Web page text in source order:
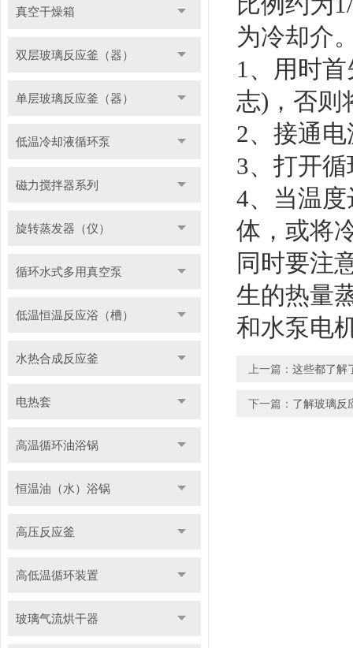
真空干燥箱
双层玻璃反应釜（器）
单层玻璃反应釜（器）
低温冷却液循环泵
磁力搅拌器系列
旋转蒸发器（仪）
循环水式多用真空泵
低温恒温反应浴（槽）
水热合成反应釜
电热套
高温循环油浴锅
恒温油（水）浴锅
高压反应釜
高低温循环装置
玻璃气流烘干器
为冷却介
1、用时
志)，否则
2、接通
3、打开
4、当温
体，或将
同时要注
生的热量
和水泵电
上一篇： 这些都了解
下一篇： 了解玻璃反